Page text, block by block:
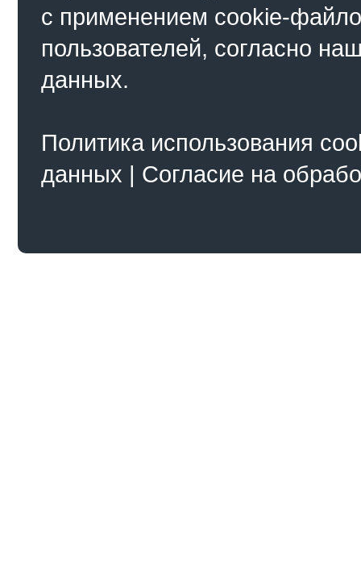
с применением cookie-
пользователей, согласно
данных.
Политика использования
данных | Согласие на